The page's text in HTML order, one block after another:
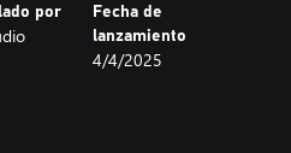
por
Fecha de
lanzamiento
4/4/2025